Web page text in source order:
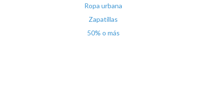
Ropa urbana
Zapatillas
50% o más